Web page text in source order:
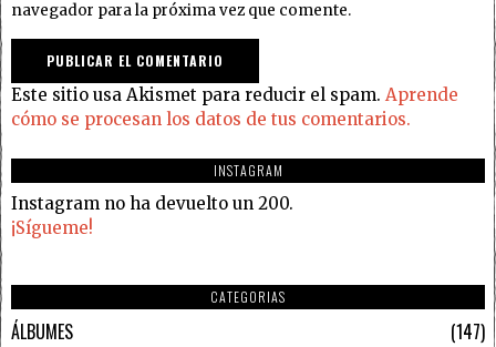
navegador para la próxima vez que comente.
Este sitio usa Akismet para reducir el spam. Aprende
cómo se procesan los datos de tus comentarios.
INSTAGRAM
Instagram no ha devuelto un 200.
¡Sígueme!
CATEGORIAS
ÁLBUMES
147